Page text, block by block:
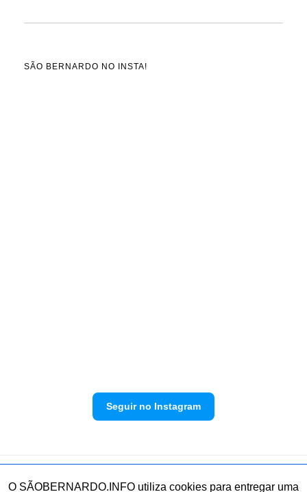
SÃO BERNARDO NO INSTA!
Seguir no Instagram
Política de privacidade Envie sua denúncia
O SÃOBERNARDO.INFO utiliza cookies para entregar uma